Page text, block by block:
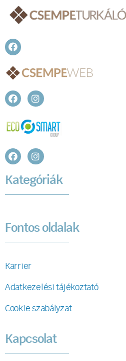
Kategóriák
Fontos oldalak
Karrier
Adatkezelési tájékoztató
Cookie szabályzat
Kapcsolat